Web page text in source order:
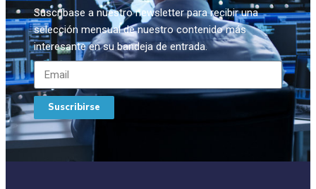
Suscríbase a nuestro newsletter para recibir una
selección mensual de nuestro contenido más
interesante en su bandeja de entrada.
Suscribirse